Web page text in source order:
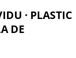
· PLASTIC
DE